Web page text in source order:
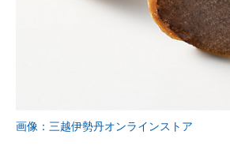
画像：三越伊勢丹オンラインストア